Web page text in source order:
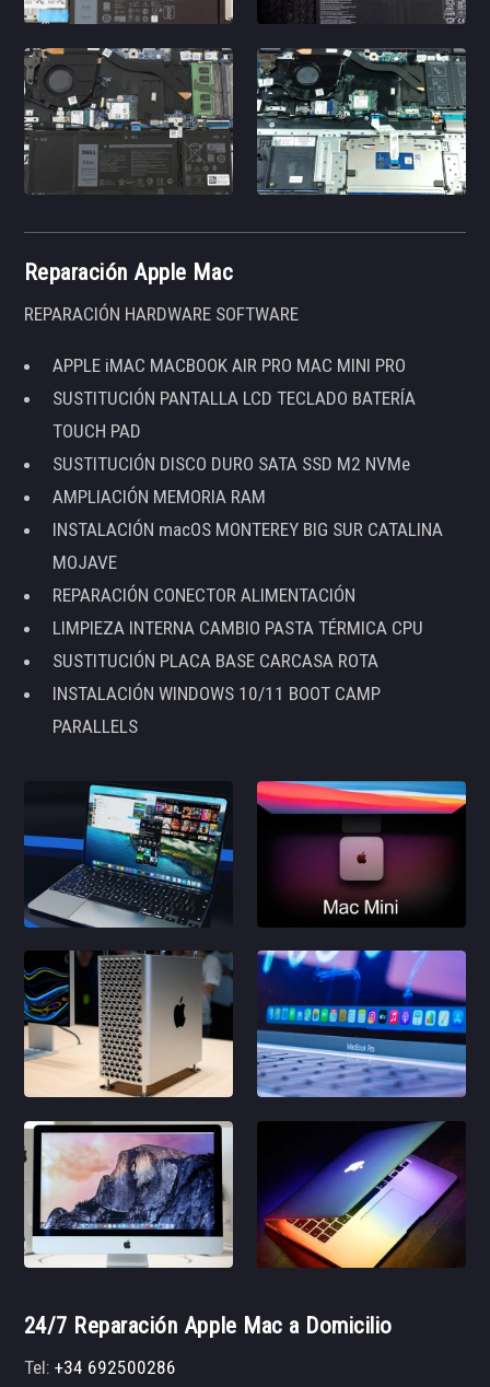
Reparación Apple Mac
REPARACIÓN HARDWARE SOFTWARE
APPLE iMAC MACBOOK AIR PRO MAC MINI PRO
SUSTITUCIÓN PANTALLA LCD TECLADO BATERÍA
TOUCH PAD
SUSTITUCIÓN DISCO DURO SATA SSD M2 NVMe
AMPLIACIÓN MEMORIA RAM
INSTALACIÓN macOS MONTEREY BIG SUR CATALINA
MOJAVE
REPARACIÓN CONECTOR ALIMENTACIÓN
LIMPIEZA INTERNA CAMBIO PASTA TÉRMICA CPU
SUSTITUCIÓN PLACA BASE CARCASA ROTA
INSTALACIÓN WINDOWS 10/11 BOOT CAMP
PARALLELS
24/7 Reparación Apple Mac a Domicilio
Tel:+34 692500286